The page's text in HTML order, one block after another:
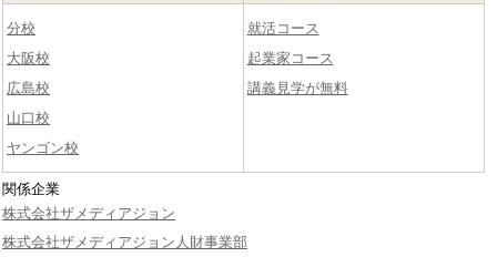
分校
大阪校
広島校
山口校
ヤンゴン校
就活コース
起業家コース
講義見学が無料
関係企業
株式会社ザメディアジョン
株式会社ザメディアジョン人財事業部